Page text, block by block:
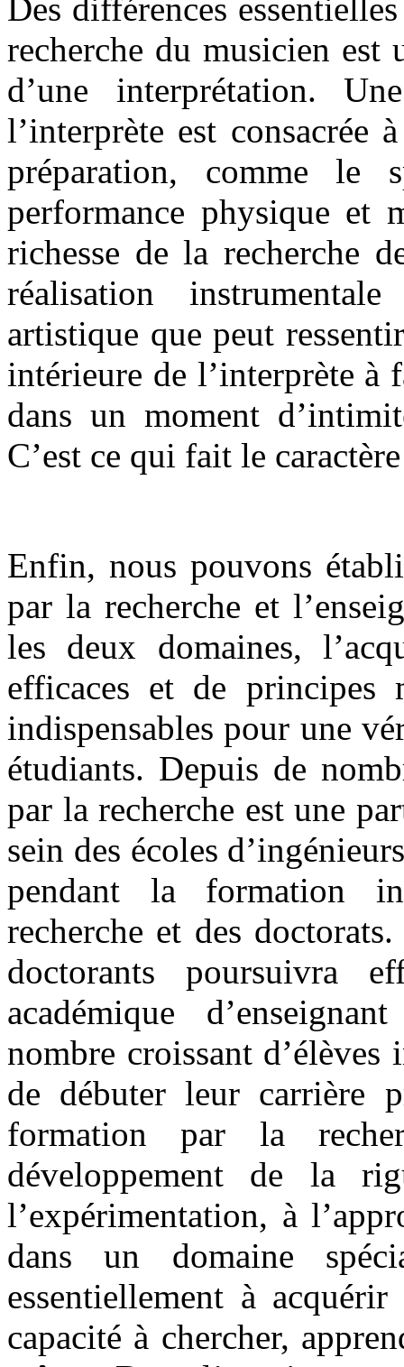
Des différences
recherche du musicien est
d’une interprétation.
l’interprète est consacrée
préparation, comme
performance physique et
richesse de la recherche
réalisation
artistique que peut
intérieure de l’interprète à
dans un moment
C’est ce qui fait le
Enfin, nous pouvons
par la recherche et
les deux domaines,
efficaces et de principes
indispensables pour une
étudiants. Depuis de
par la recherche est une
sein des écoles
pendant la formation
recherche et des
doctorants poursuivra
académique
nombre croissant
de débuter leur carrière
formation par la
développement de la
l’expérimentation, à
dans un domaine
essentiellement à
capacité à chercher,